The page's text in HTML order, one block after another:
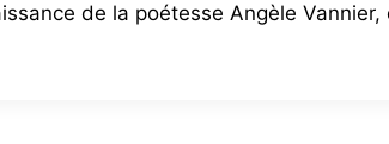
de la poétesse Angèle